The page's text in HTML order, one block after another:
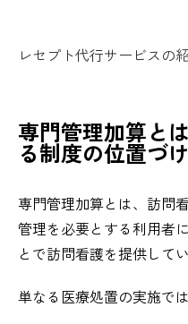
レセプト代行サービスの
専門管理加算と
る制度の位置づけ
専門管理加算とは、訪問
管理を必要とする利用者
とで訪問看護を提供して
単なる医療処置の実施では